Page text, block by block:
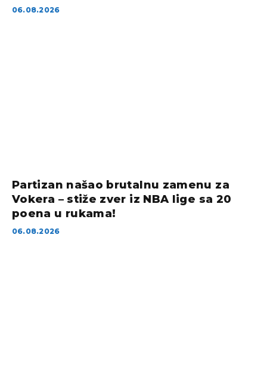
06.08.2026
Partizan našao brutalnu zamenu za
Vokera – stiže zver iz NBA lige sa 20
poena u rukama!
06.08.2026